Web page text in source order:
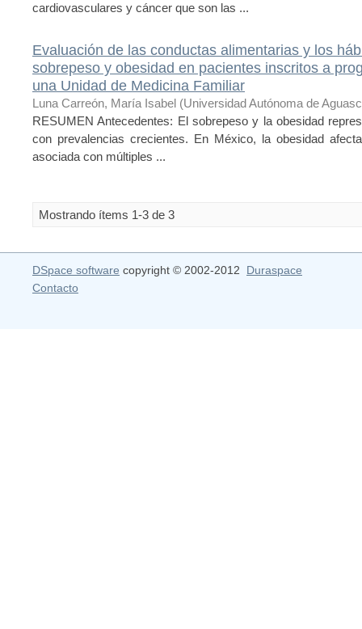
cardiovasculares y cáncer que son las ...
Evaluación de las conductas alimentarias y los
sobrepeso y obesidad en pacientes inscritos a
una Unidad de Medicina Familiar
Luna Carreón, María Isabel (Universidad Autónoma de
RESUMEN Antecedentes: El sobrepeso y la obesidad
con prevalencias crecientes. En México, la obesidad
asociada con múltiples ...
Mostrando ítems 1-3 de 3
DSpace software copyright © 2002-2012 Duraspace
Contacto